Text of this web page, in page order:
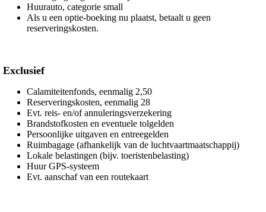
Huurauto, categorie small
Als u een optie-boeking nu plaatst, betaalt u geen
reserveringskosten.
Exclusief
Calamiteitenfonds, eenmalig 2,50
Reserveringskosten, eenmalig 28
Evt. reis- en/of annuleringsverzekering
Brandstofkosten en eventuele tolgelden
Persoonlijke uitgaven en entreegelden
Ruimbagage (afhankelijk van de luchtvaartmaatschappij)
Lokale belastingen (bijv. toeristenbelasting)
Huur GPS-systeem
Evt. aanschaf van een routekaart